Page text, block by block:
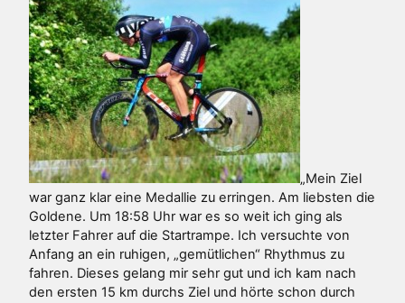
„Mein Ziel
war ganz klar eine Medallie zu erringen. Am liebsten die
Goldene. Um 18:58 Uhr war es so weit ich ging als
letzter Fahrer auf die Startrampe. Ich versuchte von
Anfang an ein ruhigen, „gemütlichen“ Rhythmus zu
fahren. Dieses gelang mir sehr gut und ich kam nach
den ersten 15 km durchs Ziel und hörte schon durch